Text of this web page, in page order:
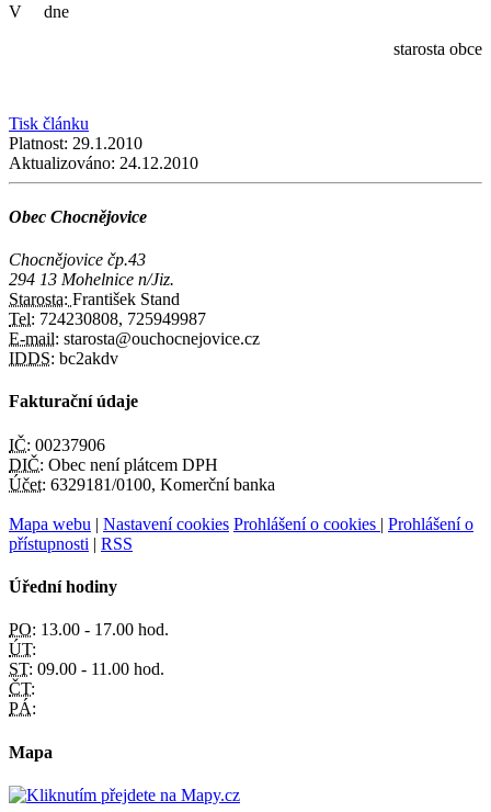
V dne
starosta obce
Tisk článku
Platnost: 29.1.2010
Aktualizováno: 24.12.2010
Obec Chocnějovice
Chocnějovice čp.43
294 13 Mohelnice n/Jiz.
Starosta: František Stand
Tel: 724230808, 725949987
E-mail: starosta@ouchocnejovice.cz
IDDS: bc2akdv
Fakturační údaje
IČ: 00237906
DIČ: Obec není plátcem DPH
Účet: 6329181/0100, Komerční banka
Mapa webu | Nastavení cookies Prohlášení o cookies | Prohlášení o
přístupnosti | RSS
Úřední hodiny
PO: 13.00 - 17.00 hod.
ÚT:
ST: 09.00 - 11.00 hod.
ČT:
PÁ:
Mapa